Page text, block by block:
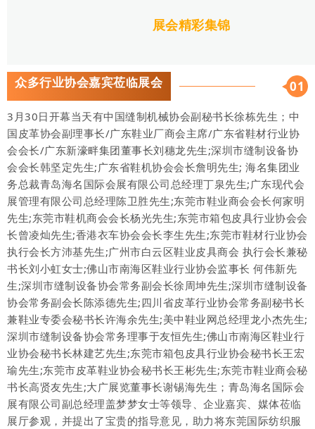
展会精彩集锦
众多行业协会嘉宾莅临展会 01
3月30日开幕当天有中国缝制机械协会副秘书长徐栋先生；中
国皮革协会副理事长/广东鞋业厂商会主席/广东省鞋材行业协
会会长/广东新濠畔集团董事长刘穗龙先生;深圳市缝制设备协
会会长韩坚定先生;广东省鞋机协会会长詹明先生; 海名集团业
务总裁青岛海名国际会展有限公司总经理丁泉先生;广东现代会
展管理有限公司总经理陈卫胜先生;东莞市鞋业商会会长何家明
先生;东莞市鞋机商会会长杨光先生;东莞市箱包皮具行业协会会
长曾凌灿先生;香港衣车协会会长李生先生;东莞市鞋材行业协会
执行会长方沛基先生;广州市白云区鞋业皮具商会 执行会长兼秘
书长刘小虹女士;佛山市南海区鞋业行业协会监事长 何伟新先
生;深圳市缝制设备协会常务副会长徐周坤先生;深圳市缝制设备
协会常务副会长陈添德先生;四川省皮革行业协会常务副秘书长
兼鞋业专委会秘书长许海余先生;美中鞋业网总经理龙小杰先生;
深圳市缝制设备协会常务理事于友恒先生;佛山市南海区鞋业行
业协会秘书长林建艺先生;东莞市箱包皮具行业协会秘书长王宏
瑜先生;东莞市皮革鞋业协会秘书长王彬先生;东莞市鞋业商会秘
书长高贤友先生;大广展览董事长谢锡海先生；青岛海名国际会
展有限公司副总经理盖梦梦女士等领导、企业嘉宾、媒体莅临
展厅参观，并提出了宝贵的指导意见，助力将东莞国际纺织服